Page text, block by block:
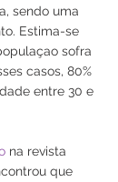
sendo uma
Estima-se
sofra
casos, 80%
entre 30 e
na revista
que